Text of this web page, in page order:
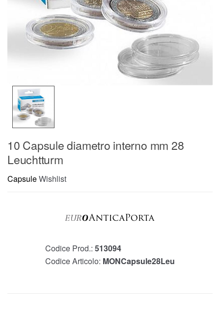
10 Capsule diametro interno mm 28
Leuchtturm
CapsuleWishlist
Codice Prod.: 513094
Codice Articolo: MONCapsule28Leu